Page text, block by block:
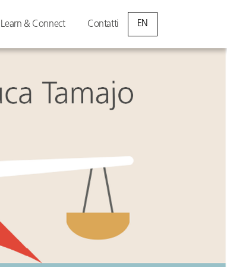
Learn & Connect Contatti EN